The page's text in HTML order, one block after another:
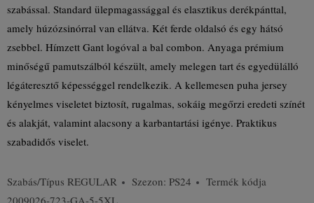
szabással. Standard ülepmagassággal és elasztikus derékpánttal,
amely húzózsinórral van ellátva. Két ferde oldalsó és egy hátsó
zsebbel. Hímzett Gant logóval a bal combon. Anyaga prémium
minőségű pamutszálból készült, amely melegen tart és egyedülálló
légáteresztő képességgel rendelkezik. A kellemesen puha jersey
kényelmes viseletet biztosít, rugalmas, sokáig megőrzi eredeti színét
és alakját, valamint alacsony a karbantartási igénye. Praktikus
szabadidős viselet.
Szabás/Típus REGULAR Szezon: PS24
Termék kódja
2009026-723-GA-5-5XL